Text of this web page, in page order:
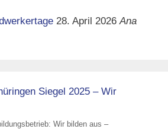
28. April 2026 Ana
Wir bilden aus –